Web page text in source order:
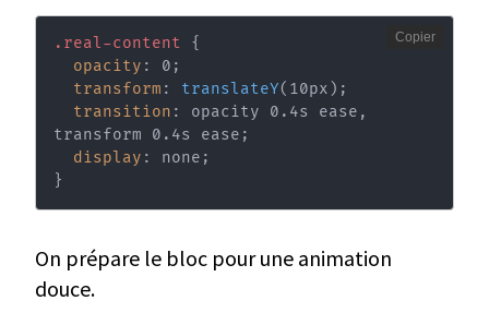
.real-content
{
opacity : 0 ;
transform : translateY( 10px ) ;
transition : opacity 0.4s ease ,
transform 0.4s ease ;
display : none ;
}
Copier
On prépare le bloc pour une animation
douce.